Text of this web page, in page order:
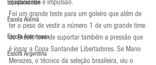
Equipamentos
Escola Alemã
Escola Americana
Escola Argentina
elasticidade e impulsão.
Foi um grande teste para um goleiro que além de
ter o peso de vestir a número 1 de um grande time
do Brasil, teve de suportar também a pressão que
é jogar a Copa Santander Libertadores. Se Mano
Menezes, o técnico da seleção brasileira, viu o